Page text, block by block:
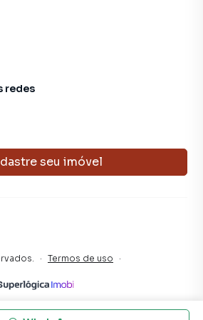
rápido. Contamos também com um
preparada para atender
seu imóvel
redes
· Termos de uso ·